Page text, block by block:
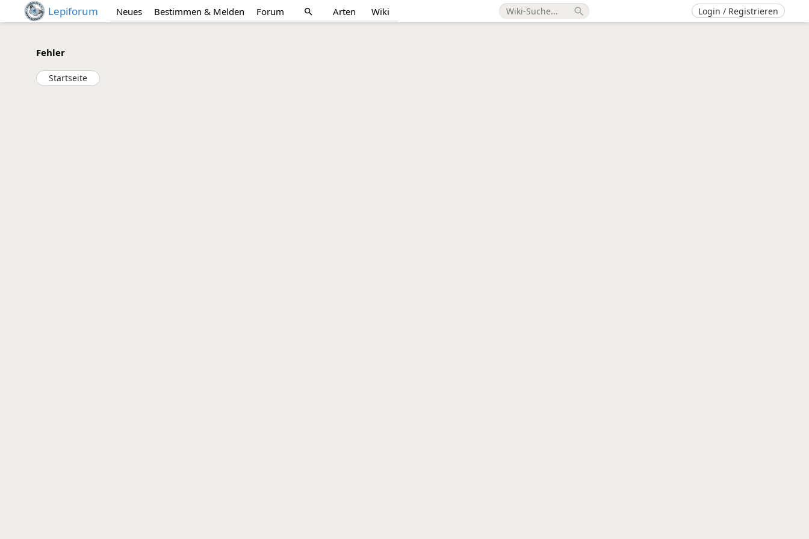
Lepiforum Neues Bestimmen & Melden Forum search Arten Wiki search Login / Registrieren
Fehler
Startseite